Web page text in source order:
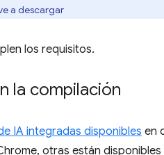
a descargar
los requisitos.
la compilación
IA integradas disponibles en
otras están